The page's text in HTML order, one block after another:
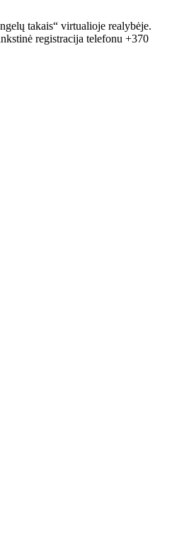
takais“ virtualioje realybėje.
registracija telefonu +370